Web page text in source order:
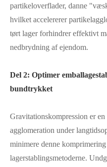
partikeloverflader, danne
hvilket accelererer
tørt lager forhindrer effektivt
nedbrydning af ejendom.
Del 2: Optimer
bundtrykket
Gravitationskompression er
agglomeration under
minimere denne
lagerstablingsmetoderne.